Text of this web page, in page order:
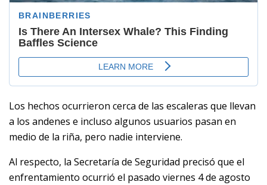
Los hechos ocurrieron cerca de las escaleras que llevan
a los andenes e incluso algunos usuarios pasan en
medio de la riña, pero nadie interviene.
Al respecto, la Secretaría de Seguridad precisó que el
enfrentamiento ocurrió el pasado viernes 4 de agosto